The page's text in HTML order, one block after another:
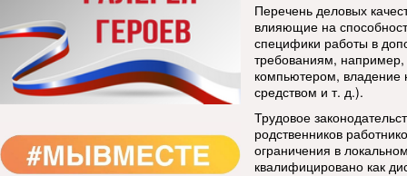
Перечень деловых
влияющие на
специфики работы в
требованиям,
компьютером, владение
средством и т. д.).
Трудовое
родственников
ограничения в
квалифицировано как